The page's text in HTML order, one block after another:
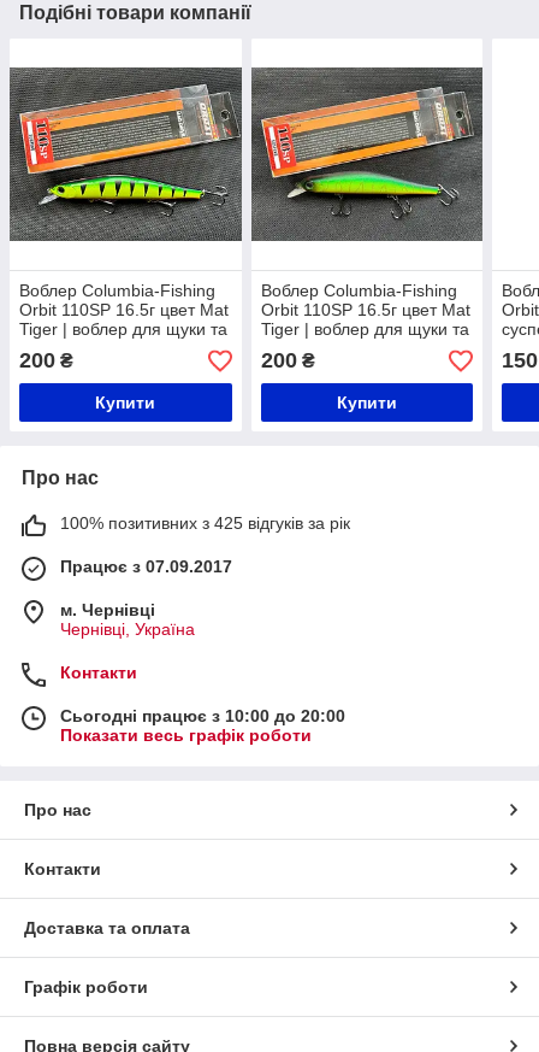
Подібні товари компанії
Воблер Columbia-Fishing
Orbit 110SP 16.5г цвет Mat
Tiger | воблер для щуки та
судака | Японська якість
200 ₴
Купити
Воблер Columbia-Fishing
Orbit 110SP 16.5г цвет Mat
Tiger | воблер для щуки та
судака | Японська якість
200₴
Купити
150
Про нас
100% позитивних з 425 відгуків за рік
Працює з 07.09.2017
м. Чернівці
Чернівці, Україна
Контакти
Сьогодні працює з 10:00 до 20:00
Показати весь графік роботи
Про нас
Контакти
Доставка та оплата
Графік роботи
Повна версія сайту